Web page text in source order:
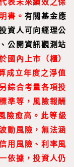
書。 有關基金應
資人可向經理公
公開資訊觀測站
國內上市（櫃）
成立年度之淨值
綜合考量各項投
準等，風險報酬
險愈高。此等級
動風險，無法涵
用風險、利率風
依據，投資人仍